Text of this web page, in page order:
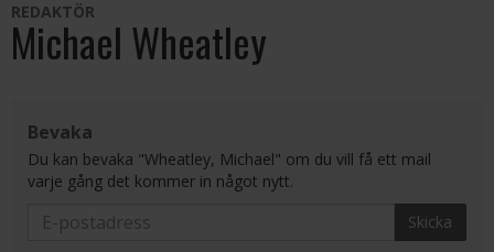
REDAKTÖR
Michael Wheatley
Bevaka
Du kan bevaka "Wheatley, Michael" om du vill få ett mail
varje gång det kommer in något nytt.
Skicka